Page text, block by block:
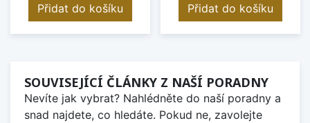
Přidat do košíku Přidat do košíku
SOUVISEJÍCÍ ČLÁNKY Z NAŠÍ PORADNY
Nevíte jak vybrat? Nahlédněte do naší poradny a
snad najdete, co hledáte. Pokud ne, zavolejte